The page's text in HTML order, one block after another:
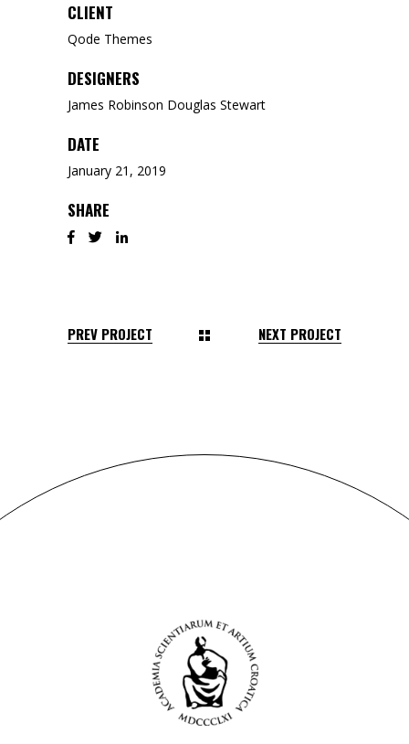
CLIENT
Qode Themes
DESIGNERS
James Robinson Douglas Stewart
DATE
January 21, 2019
SHARE
PREV PROJECT NEXT PROJECT